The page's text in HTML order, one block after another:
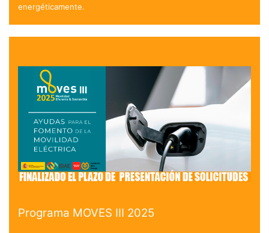
energéticamente.
Programa MOVES III 2025